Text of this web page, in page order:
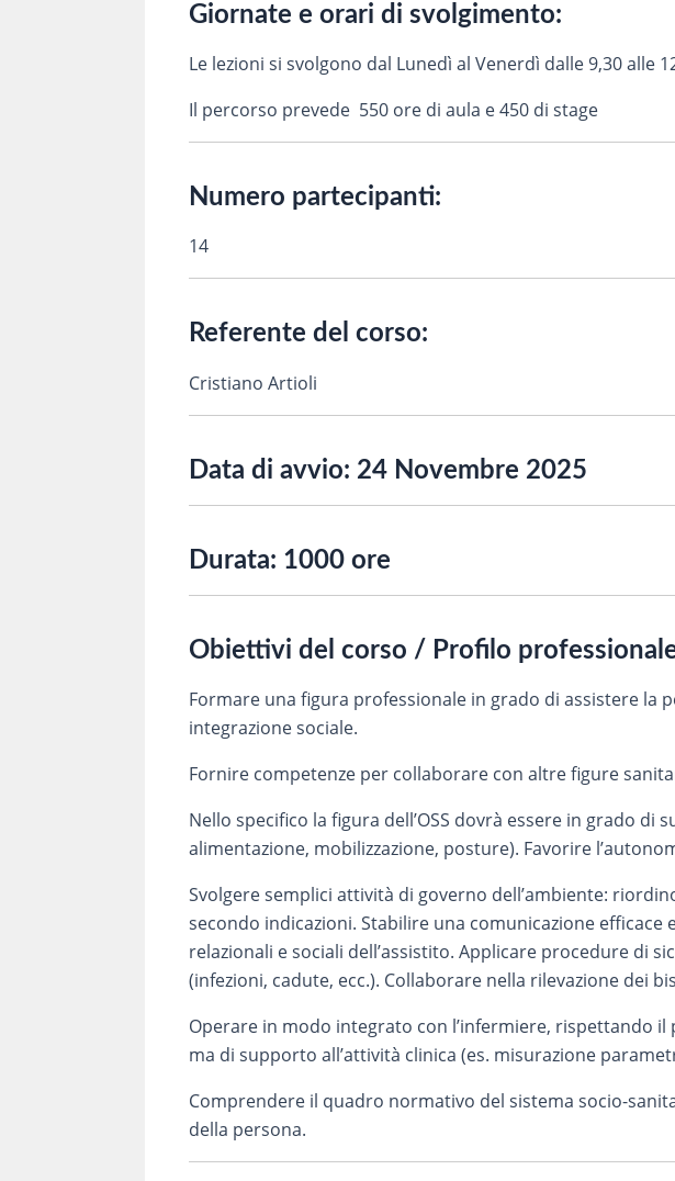
Giornate e orari di svolgimento:
Le lezioni si svolgono dal Lunedì al Venerdì dalle 9,30 alle
Il percorso prevede 550 ore di aula e 450 di stage
Numero partecipanti:
14
Referente del corso:
Cristiano Artioli
Data di avvio: 24 Novembre 2025
Durata: 1000 ore
Obiettivi del corso / Profilo
Formare una figura professionale in grado di assistere
integrazione sociale.
Fornire competenze per collaborare con altre figure
Nello specifico la figura dell’OSS dovrà essere in grado
alimentazione, mobilizzazione, posture). Favorire
Svolgere semplici attività di governo dell’ambiente:
secondo indicazioni. Stabilire una comunicazione
relazionali e sociali dell’assistito. Applicare procedure di
(infezioni, cadute, ecc.). Collaborare nella rilevazione dei
Operare in modo integrato con l’infermiere, rispettando
ma di supporto all’attività clinica (es. misurazione
Comprendere il quadro normativo del sistema socio-
della persona.